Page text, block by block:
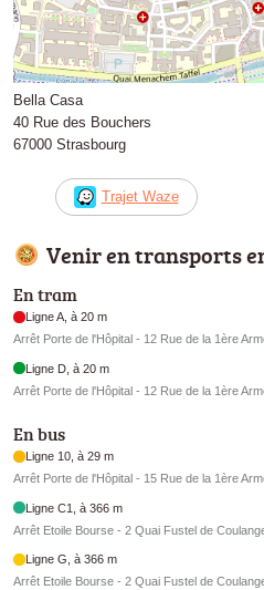
Bella Casa
40 Rue des Bouchers
67000 Strasbourg
Trajet Waze
Venir en transports
En tram
Ligne A, à 20 m
Arrêt Porte de l'Hôpital - 12 Rue de la 1ère
Ligne D, à 20 m
Arrêt Porte de l'Hôpital - 12 Rue de la 1ère
En bus
Ligne 10, à 29 m
Arrêt Porte de l'Hôpital - 15 Rue de la 1ère
Ligne C1, à 366 m
Arrêt Etoile Bourse - 2 Quai Fustel de
Ligne G, à 366 m
Arrêt Etoile Bourse - 2 Quai Fustel de